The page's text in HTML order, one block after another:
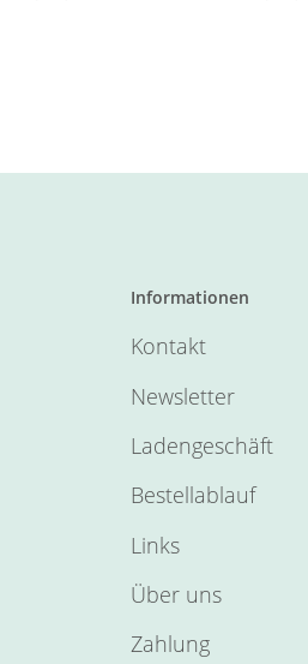
Informationen
Kontakt
Newsletter
Ladengeschäft
Bestellablauf
Links
Über uns
Zahlung